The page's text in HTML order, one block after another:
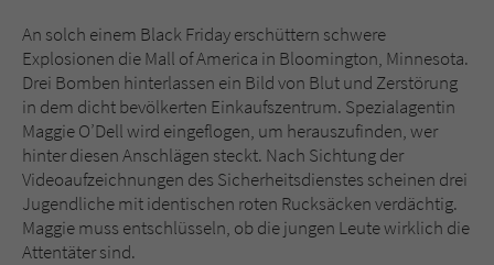
An solch einem Black Friday erschüttern schwere
Explosionen die Mall of America in Bloomington, Minnesota.
Drei Bomben hinterlassen ein Bild von Blut und Zerstörung
in dem dicht bevölkerten Einkaufszentrum. Spezialagentin
Maggie O’Dell wird eingeflogen, um herauszufinden, wer
hinter diesen Anschlägen steckt. Nach Sichtung der
Videoaufzeichnungen des Sicherheitsdienstes scheinen drei
Jugendliche mit identischen roten Rucksäcken verdächtig.
Maggie muss entschlüsseln, ob die jungen Leute wirklich die
Attentäter sind.